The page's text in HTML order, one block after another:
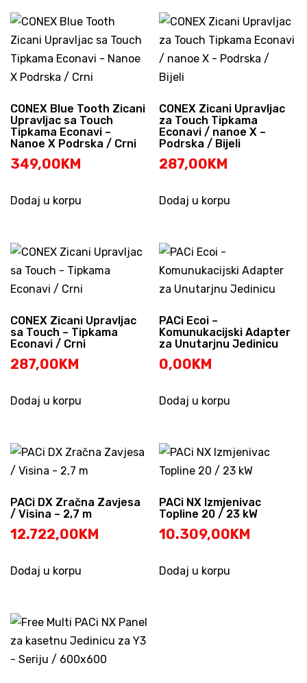
CONEX Blue Tooth Zicani
Upravljac sa Touch
Tipkama Econavi –
Nanoe X Podrska / Crni
349,00KM
Dodaj u korpu
CONEX Zicani Upravljac
za Touch Tipkama
Econavi / nanoe X –
Podrska / Bijeli
287,00KM
Dodaj u korpu
CONEX Zicani Upravljac
sa Touch – Tipkama
Econavi / Crni
287,00KM
Dodaj u korpu
PACi Ecoi –
Komunukacijski Adapter
za Unutarjnu Jedinicu
0,00KM
Dodaj u korpu
PACi DX Zračna Zavjesa
/ Visina – 2,7 m
12.722,00KM
Dodaj u korpu
PACi NX Izmjenivac
Topline 20 / 23 kW
10.309,00KM
Dodaj u korpu